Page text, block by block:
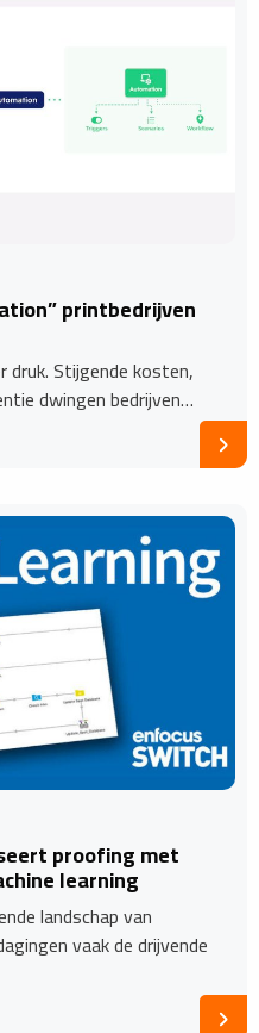
printbedrijven
Stijgende kosten,
dwingen bedrijven…
proofing met
learning
landschap van
vaak de drijvende